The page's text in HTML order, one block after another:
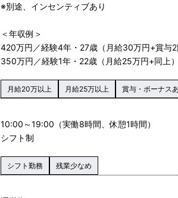
※別途、インセンティブあり
＜年収例＞
420万円／経験4年・27歳（月給30万円+賞与2
350万円／経験1年・22歳（月給25万円+同上）
月給20万以上 月給25万以上 賞与・ボーナス
10:00～19:00（実働8時間、休憩1時間）
シフト制
シフト勤務 残業少なめ